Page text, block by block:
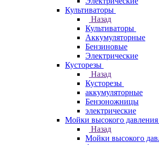
Культиваторы
Назад
Культиваторы
Аккумуляторные
Бензиновые
Электрические
Кусторезы
Назад
Кусторезы
аккумуляторные
Бензоножницы
электрические
Мойки высокого давления
Назад
Мойки высокого